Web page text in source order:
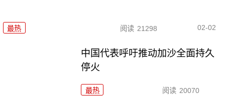
最热 阅读 21298 02-02
中国代表呼吁推动加沙全面持久
停火
最热 阅读 20070